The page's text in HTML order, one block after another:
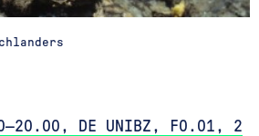
DE UNIBZ, F0.01, 2